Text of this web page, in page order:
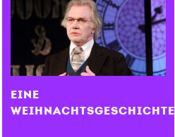
EINE
WEIHNACHTSGESCHICHTE